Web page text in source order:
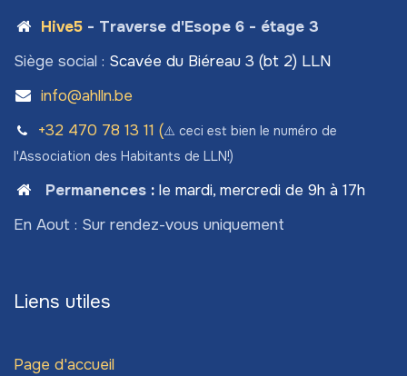
Hive5- Traverse d'Esope 6 - étage 3
Siège social : Scavée du Biéreau 3 (bt 2) LLN
info@ahlln.be
+32 470 78​ 13 11 (⚠️ ceci est bien le numéro de
l'Association des Habitants de LLN!)
Permanences: le mardi, mercredi de 9h à 17h
En Aout : Sur rendez-vous uniquement
Liens utiles
Page d'accueil